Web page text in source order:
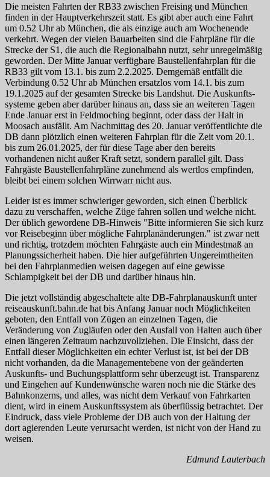
Die meisten Fahrten der RB33 zwischen Freising und München
finden in der Haupt­verkehrs­zeit statt. Es gibt aber auch eine Fahrt
um 0.52 Uhr ab München, die als einzige auch am Wochenende
verkehrt. Wegen der vielen Bauarbeiten sind die Fahrpläne für die
Strecke der S1, die auch die Regionalbahn nutzt, sehr unregel­mä­ßig
geworden. Der Mitte Januar verfügbare Bau­stellen­fahr­plan für die
RB33 gilt vom 13.1. bis zum 2.2.2025. Demgemäß entfällt die
Verbindung 0.52 Uhr ab München ersatzlos vom 14.1. bis zum
19.1.2025 auf der gesamten Strecke bis Landshut. Die Aus­kunfts­
systeme geben aber darüber hinaus an, dass sie an weiteren Tagen
Ende Januar erst in Feldmoching beginnt, oder dass der Halt in
Moosach ausfällt. Am Nachmittag des 20. Januar ver­öf­fent­lichte die
DB dann plötzlich einen weiteren Fahrplan für die Zeit vom 20.1.
bis zum 26.01.2025, der für diese Tage aber den bereits
vorhandenen nicht außer Kraft setzt, sondern parallel gilt. Dass
Fahrgäste Baustellenfahrpläne zunehmend als wertlos empfinden,
bleibt bei einem solchen Wirrwarr nicht aus.
Leider ist es immer schwieriger geworden, sich einen Überblick
dazu zu verschaffen, welche Züge fahren sollen und welche nicht.
Der üblich gewordene DB-Hinweis "Bitte informieren Sie sich kurz
vor Reisebeginn über mögliche Fahr­plan­än­de­rungen." ist zwar nett
und richtig, trotzdem möchten Fahrgäste auch ein Mindestmaß an
Planungs­sicher­heit haben. Die hier aufgeführten Unge­reimt­heiten
bei den Fahr­plan­medien weisen dagegen auf eine gewisse
Schlampigkeit bei der DB und darüber hinaus hin.
Die jetzt vollständig abgeschaltete alte DB-Fahr­plan­aus­kunft unter
reiseauskunft.bahn.de hat bis Anfang Januar noch Mög­lich­keiten
geboten, den Entfall von Zügen an einzelnen Tagen, die
Veränderung von Zugläufen oder den Ausfall von Halten auch über
einen längeren Zeitraum nach­zu­voll­ziehen. Die Einsicht, dass der
Entfall dieser Mög­lich­keiten ein echter Verlust ist, ist bei der DB
nicht vorhanden, da die Managementebene von der geänderten
Auskunfts- und Buchungs­platt­form sehr überzeugt ist. Transparenz
und Eingehen auf Kunden­wünsche waren noch nie die Stärke des
Bahn­konzerns, und alles, was nicht dem Verkauf von Fahrkarten
dient, wird in einem Auskunfts­system als überflüssig betrachtet. Der
Eindruck, dass viele Probleme der DB auch von der Haltung der
dort agierenden Leute verursacht werden, ist nicht von der Hand zu
weisen.
Edmund Lauterbach